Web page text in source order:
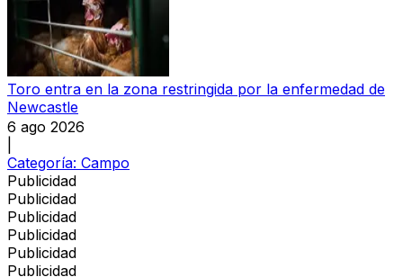
Toro entra en la zona restringida por la enfermedad de
Newcastle
6 ago 2026
Categoría: Campo
Publicidad
Publicidad
Publicidad
Publicidad
Publicidad
Publicidad